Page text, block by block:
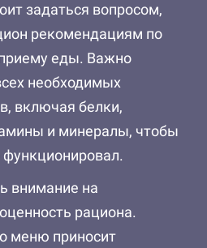
задаться вопросом,
рекомендациям по
еды. Важно
необходимых
включая белки,
и минералы, чтобы
внимание на
рациона.
меню приносит